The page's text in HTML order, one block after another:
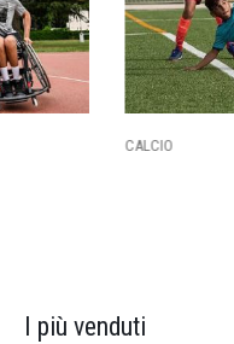
I più venduti